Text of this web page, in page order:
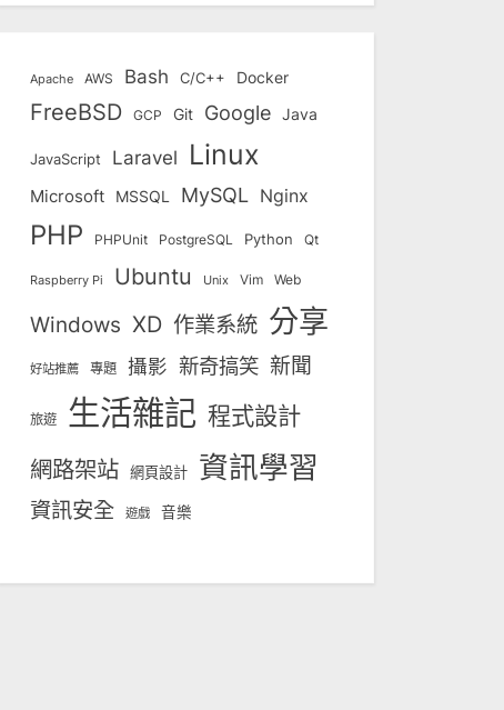
Apache AWS Bash C/C++ Docker
FreeBSD GCP Git Google Java
JavaScript Laravel Linux
Microsoft MSSQL MySQL Nginx
PHP PHPUnit PostgreSQL Python Qt
Raspberry Pi Ubuntu Unix Vim Web
Windows XD 作業系統 分享
好站推薦 專題 攝影 新奇搞笑 新聞
旅遊 生活雜記 程式設計
網路架站 網頁設計 資訊學習
資訊安全 遊戲 音樂